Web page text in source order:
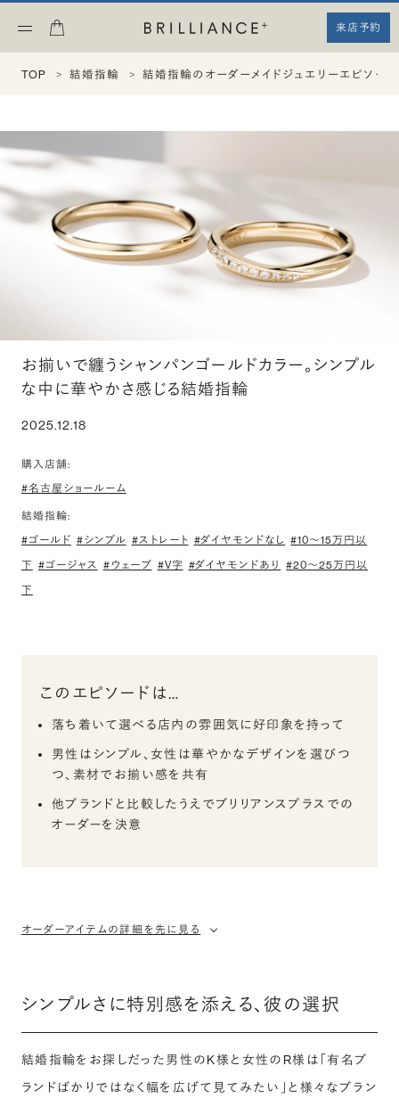
来店予約
TOP 結婚指輪 結婚指輪のオーダーメイドジュエリーエピソー
お揃いで纏うシャンパンゴールドカラー。シンプル
な中に華やかさ感じる結婚指輪
2025.12.18
購入店舗:
#名古屋ショールーム
結婚指輪:
#ゴールド #シンプル #ストレート #ダイヤモンドなし #10〜15万円以
下 #ゴージャス #ウェーブ #V字 #ダイヤモンドあり
#20〜25万円以
下
このエピソードは…
落ち着いて選べる店内の雰囲気に好印象を持って
男性はシンプル、女性は華やかなデザインを選びつ
つ、素材でお揃い感を共有
他ブランドと比較したうえでブリリアンスプラスでの
オーダーを決意
オーダーアイテムの詳細を先に見る
シンプルさに特別感を添える、彼の選択
結婚指輪をお探しだった男性のK様と女性のR様は「有名ブ
ランドばかりではなく幅を広げて見てみたい」と様々なブラン